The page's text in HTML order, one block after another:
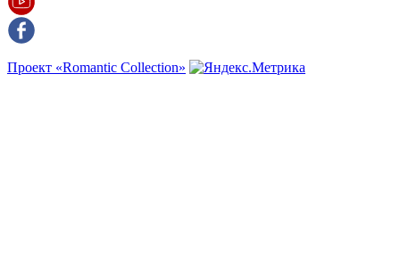
Проект «Romantic Collection»